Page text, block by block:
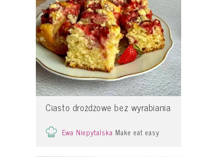
Ciasto drożdżowe bez wyrabiania
Ewa Niepytalska Make eat easy